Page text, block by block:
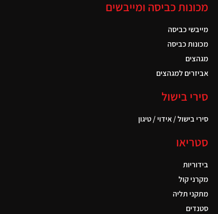
מכונות כביסה ומייבשים
מייבשי כביסה
מכונות כביסה
מגהצים
אביזרים למגהצים
סירי בישול
סירי בישול / אידוי / טיגון
סטריאו
בידוריות
מקרני קול
מתקני תליה
סטנדים